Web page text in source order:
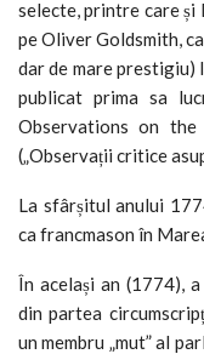
selecte, printre care și
pe Oliver Goldsmith,
dar de mare prestigiu)
publicat prima sa
Observations on the
(„Observații critice
La sfârșitul anului
ca francmason în
În același an (1774),
din partea
un membru „mut” al